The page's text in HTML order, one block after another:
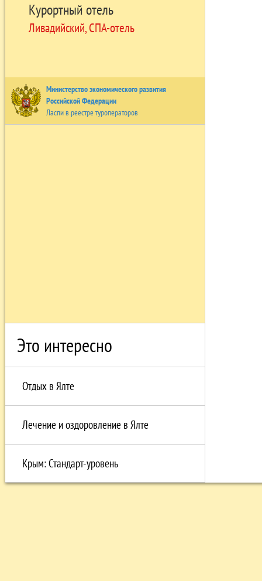
Курортный отель
Ливадийский, СПА-отель
Министерство экономического развития
Российской Федерации
Ласпи в реестре туроператоров
Это интересно
Отдых в Ялте
Лечение и оздоровление в Ялте
Крым: Стандарт-уровень